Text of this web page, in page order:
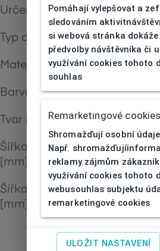
Určení Pánská
Typ obruby
Materiál obruby Plast
Barva obruby Fialová
Tvar obruby Štít
Šířka očnice
[mm]
146
Šířka nosníku
[mm]
40
Pomáhají vylepšovat a
sledováním
si webová stránka
předvolby návštěvníka či
využívání cookies tohoto
souhlas
Remarketingové cookies
Shromažďují osobní
Např.
reklamy zájmům
využívání cookies tohoto
webusouhlas subjektu
remarketingové cookies
ULOŽIT NASTAVENÍ